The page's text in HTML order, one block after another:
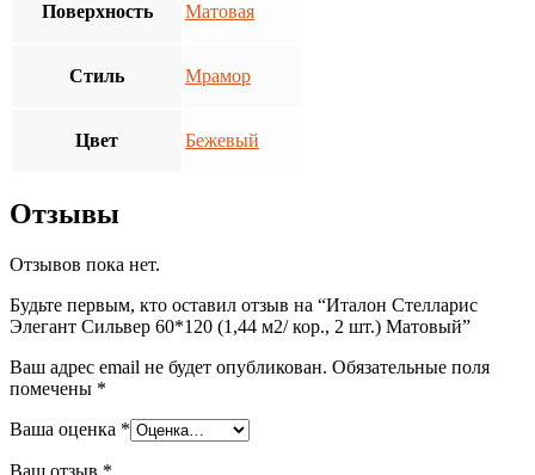
Поверхность Матовая
Стиль Мрамор
Цвет Бежевый
Отзывы
Отзывов пока нет.
Будьте первым, кто оставил отзыв на “Италон Стелларис
Элегант Сильвер 60*120 (1,44 м2/ кор., 2 шт.) Матовый”
Ваш адрес email не будет опубликован. Обязательные поля
помечены *
Ваша оценка *